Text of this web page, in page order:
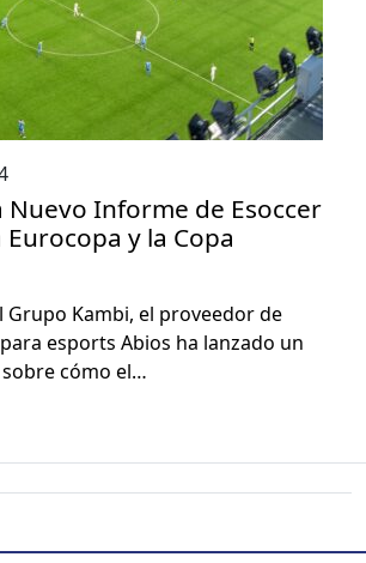
Nuevo Informe de Esoccer
Eurocopa y la Copa
Grupo Kam­bi, el provee­dor de
esports Abios ha lan­za­do un
cómo el…